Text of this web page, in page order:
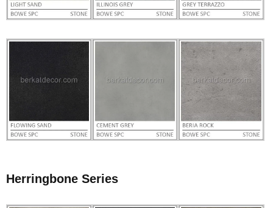
Herringbone Series